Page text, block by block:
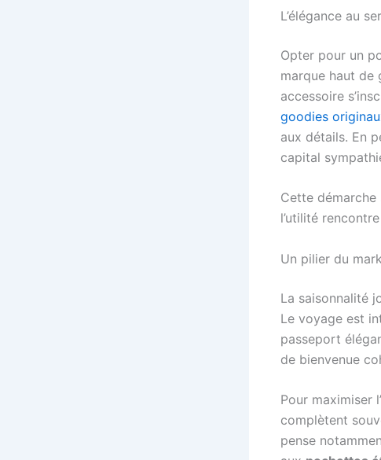
L’élégance au
Opter pour un
marque haut de
accessoire
goodies
aux détails. En
capital
Cette démarche
l’utilité
Un pilier du
La saisonnalité
Le voyage est
passeport
de bienvenue
Pour maximiser
complètent
pense